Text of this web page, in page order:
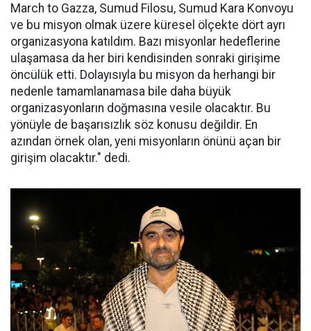
March to Gazza, Sumud Filosu, Sumud Kara Konvoyu
ve bu misyon olmak üzere küresel ölçekte dört ayrı
organizasyona katıldım. Bazı misyonlar hedeflerine
ulaşamasa da her biri kendisinden sonraki girişime
öncülük etti. Dolayısıyla bu misyon da herhangi bir
nedenle tamamlanamasa bile daha büyük
organizasyonların doğmasına vesile olacaktır. Bu
yönüyle de başarısızlık söz konusu değildir. En
azından örnek olan, yeni misyonların önünü açan bir
girişim olacaktır." dedi.